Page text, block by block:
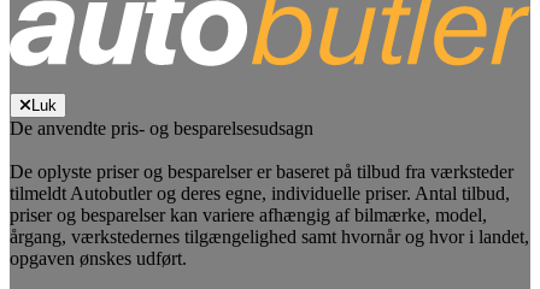
Luk
De anvendte pris- og besparelsesudsagn
De oplyste priser og besparelser er baseret på tilbud fra værksteder
tilmeldt Autobutler og deres egne, individuelle priser. Antal tilbud,
priser og besparelser kan variere afhængig af bilmærke, model,
årgang, værkstedernes tilgængelighed samt hvornår og hvor i landet,
opgaven ønskes udført.